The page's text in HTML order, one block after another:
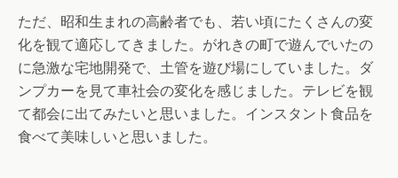
ただ、昭和生まれの高齢者でも、若い頃にたくさんの変
化を観て適応してきました。がれきの町で遊んでいたの
に急激な宅地開発で、土管を遊び場にしていました。ダ
ンプカーを見て車社会の変化を感じました。テレビを観
て都会に出てみたいと思いました。インスタント食品を
食べて美味しいと思いました。